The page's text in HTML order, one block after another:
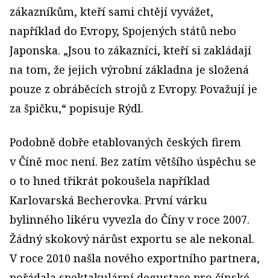
zákazníkům, kteří sami chtějí vyvážet,
například do Evropy, Spojených států nebo
Japonska. „Jsou to zákazníci, kteří si zakládají
na tom, že jejich výrobní základna je složená
pouze z obráběcích strojů z Evropy. Považují je
za špičku,“ popisuje Rýdl.
Podobně dobře etablovaných českých firem
v Číně moc není. Bez zatím většího úspěchu se
o to hned třikrát pokoušela například
Karlovarská Becherovka. První várku
bylinného likéru vyvezla do Číny v roce 2007.
Žádný skokový nárůst exportu se ale nekonal.
V roce 2010 našla nového exportního partnera,